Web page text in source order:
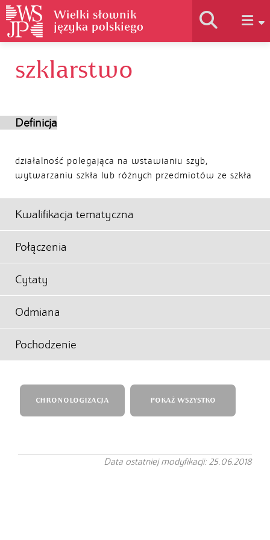
Historia słownika
szklarstwo
Definicja
działalność polegająca na wstawianiu szyb,
wytwarzaniu szkła lub różnych przedmiotów ze szkła
Kwalifikacja tematyczna
Połączenia
Cytaty
Odmiana
Pochodzenie
CHRONOLOGIZACJA POKAŻ WSZYSTKO
Data ostatniej modyfikacji: 25.06.2018